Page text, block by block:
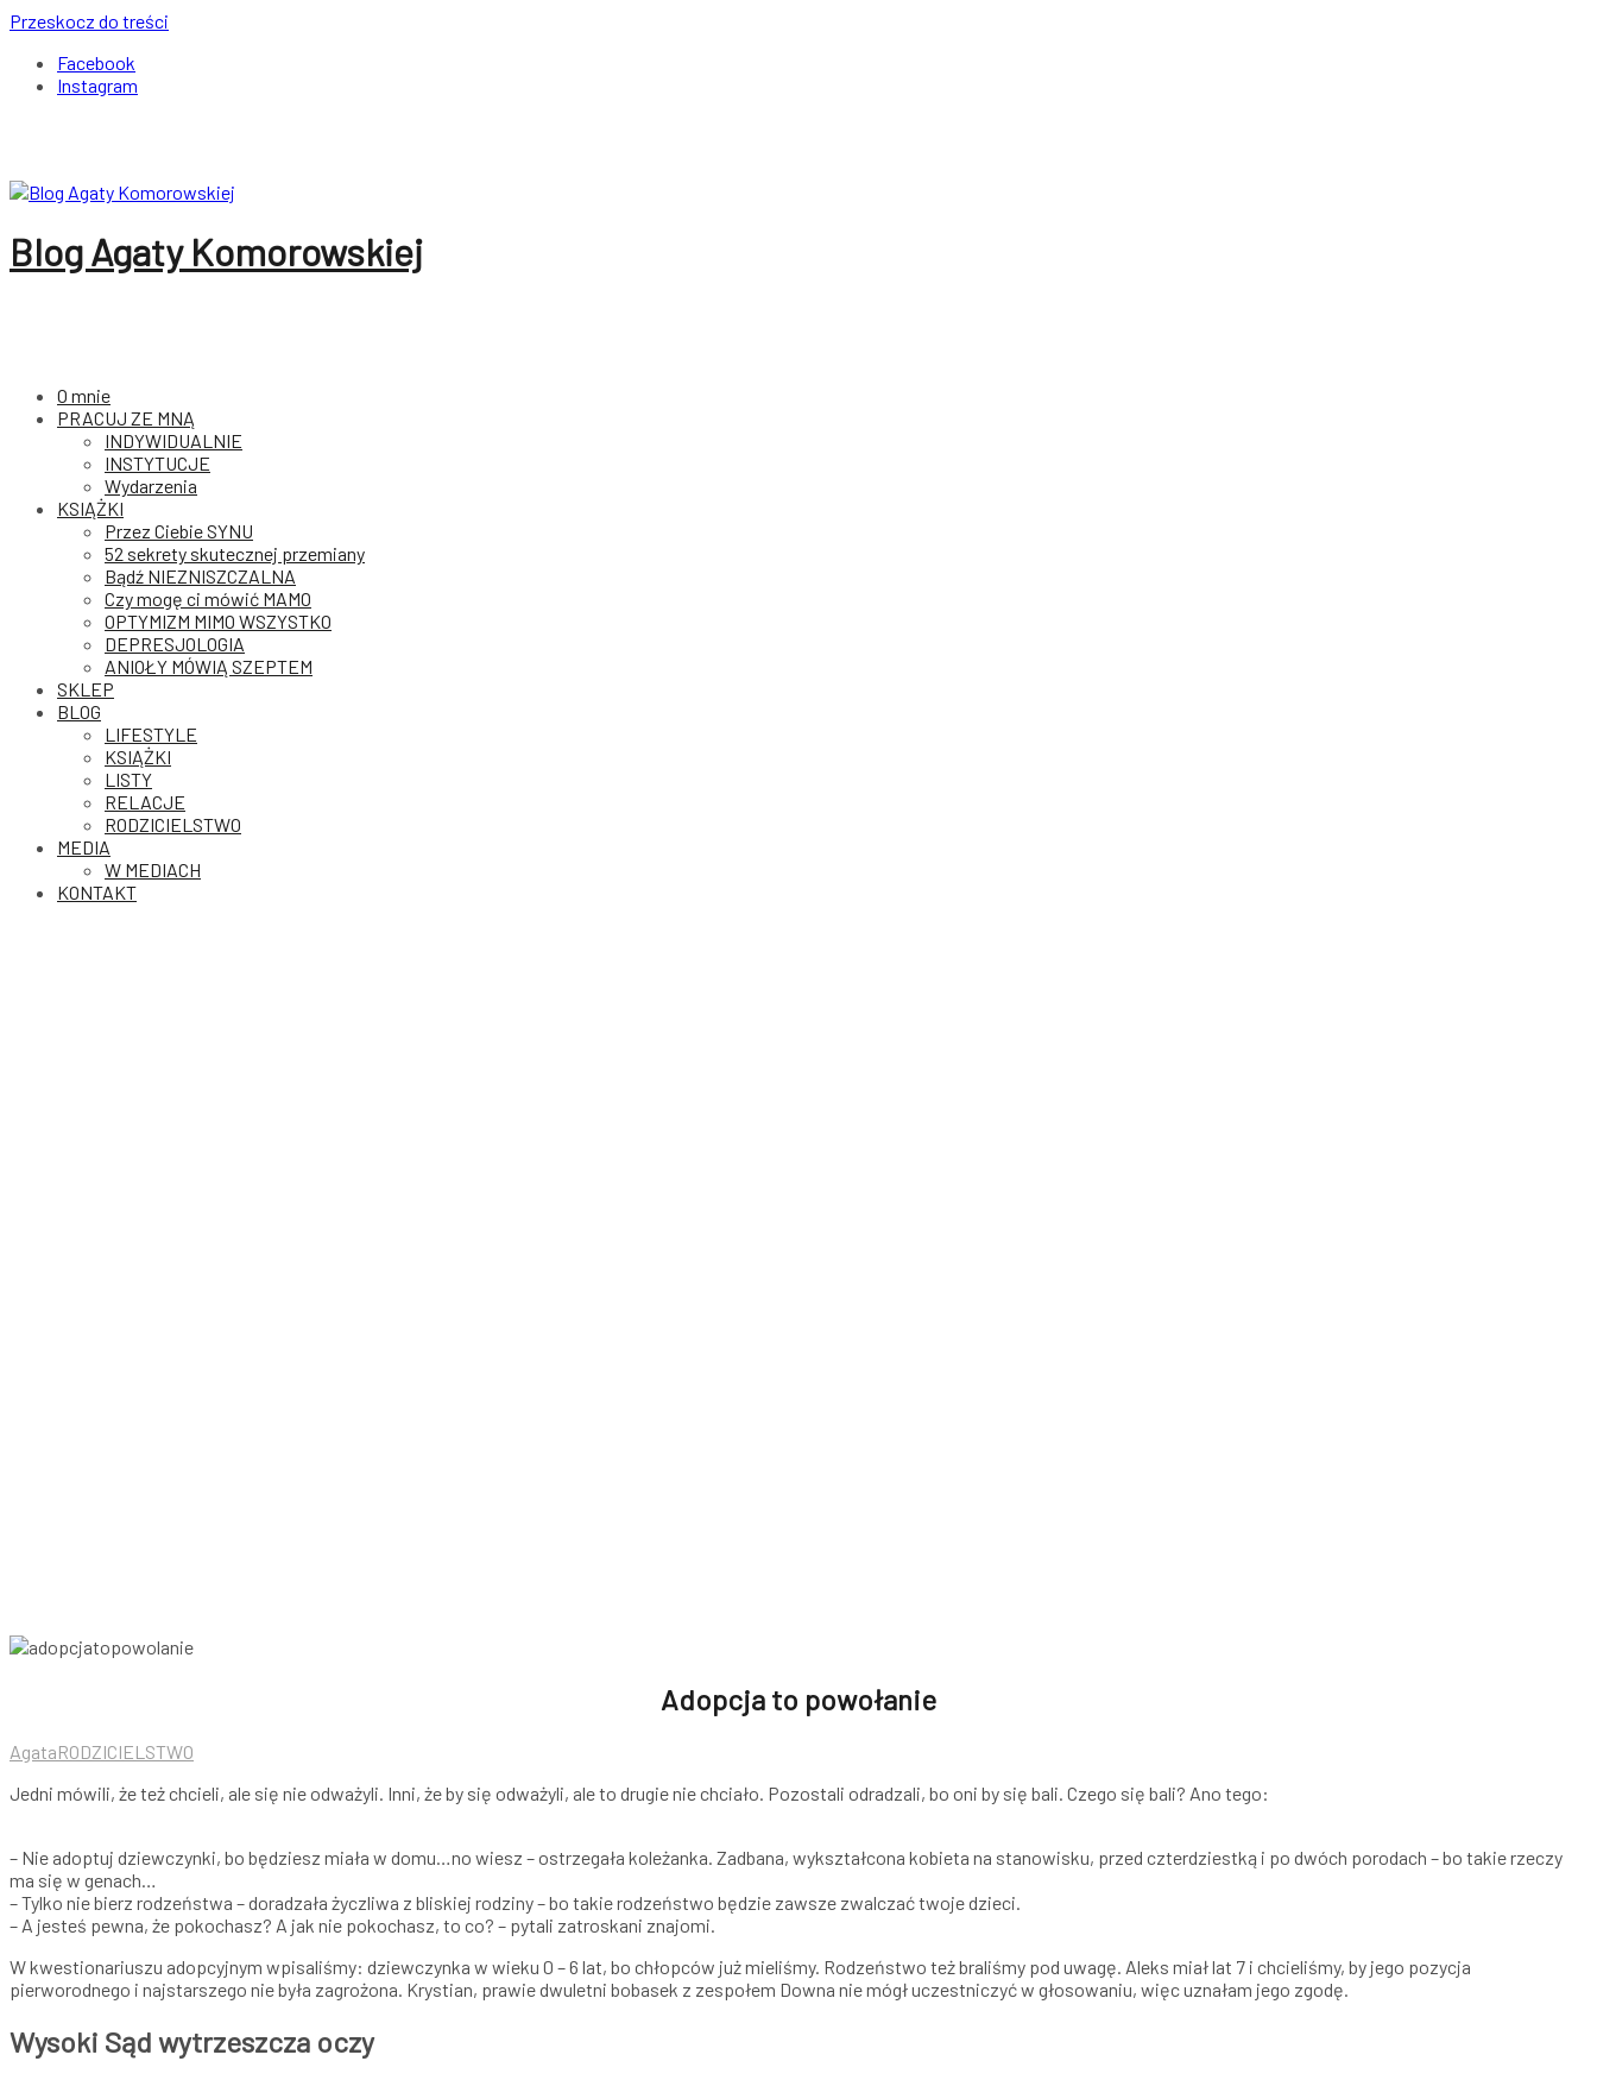
Przeskocz do treści
Facebook
Instagram
Blog Agaty Komorowskiej
O mnie
PRACUJ ZE MNĄ
INDYWIDUALNIE
INSTYTUCJE
Wydarzenia
KSIĄŻKI
Przez Ciebie SYNU
52 sekrety skutecznej przemiany
Bądź NIEZNISZCZALNA
Czy mogę ci mówić MAMO
OPTYMIZM MIMO WSZYSTKO
DEPRESJOLOGIA
ANIOŁY MÓWIĄ SZEPTEM
SKLEP
BLOG
LIFESTYLE
KSIĄŻKI
LISTY
RELACJE
RODZICIELSTWO
MEDIA
W MEDIACH
KONTAKT
Adopcja to powołanie
AgataRODZICIELSTWO
Jedni mówili, że też chcieli, ale się nie odważyli. Inni, że by się odważyli, ale to drugie nie chciało. Pozostali odradzali, bo oni by się bali. Czego się bali? Ano tego:
– Nie adoptuj dziewczynki, bo będziesz miała w domu…no wiesz – ostrzegała koleżanka. Zadbana, wykształcona kobieta na stanowisku, przed czterdziestką i po dwóch porodach – bo takie rzeczy
ma się w genach…
– Tylko nie bierz rodzeństwa – doradzała życzliwa z bliskiej rodziny – bo takie rodzeństwo będzie zawsze zwalczać twoje dzieci.
– A jesteś pewna, że pokochasz? A jak nie pokochasz, to co? – pytali zatroskani znajomi.
W kwestionariuszu adopcyjnym wpisaliśmy: dziewczynka w wieku 0 – 6 lat, bo chłopców już mieliśmy. Rodzeństwo też braliśmy pod uwagę. Aleks miał lat 7 i chcieliśmy, by jego pozycja
pierworodnego i najstarszego nie była zagrożona. Krystian, prawie dwuletni bobasek z zespołem Downa nie mógł uczestniczyć w głosowaniu, więc uznałam jego zgodę.
Wysoki Sąd wytrzeszcza oczy